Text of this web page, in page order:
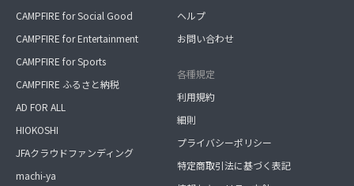
CAMPFIRE for Social Good
CAMPFIRE for Entertainment
CAMPFIRE for Sports
CAMPFIRE ふるさと納税
AD FOR ALL
HIOKOSHI
JFAクラウドファンディング
machi-ya
ヘルプ
お問い合わせ
各種規定
利用規約
細則
プライバシーポリシー
特定商取引法に基づく表記